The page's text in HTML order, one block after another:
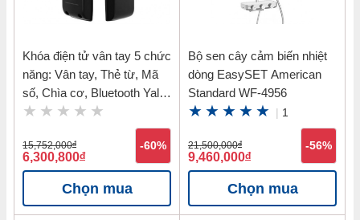
Khóa điện tử vân tay 5 chức
năng: Vân tay, Thẻ từ, Mã
số, Chìa cơ, Bluetooth Yale
YDM7116 MB
15,752,000đ
6,300,800đ
-60%
Chọn mua
Bộ sen cây cảm biến nhiệt
dòng EasySET American
Standard WF-4956
| 1
21,500,000đ
9,460,000đ
-56%
Chọn mua